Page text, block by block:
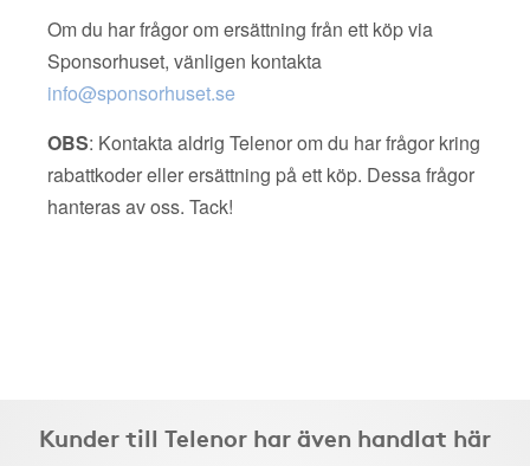
Om du har frågor om ersättning från ett köp via
Sponsorhuset, vänligen kontakta
info@sponsorhuset.se
OBS: Kontakta aldrig Telenor om du har frågor kring
rabattkoder eller ersättning på ett köp. Dessa frågor
hanteras av oss. Tack!
Kunder till Telenor har även handlat här